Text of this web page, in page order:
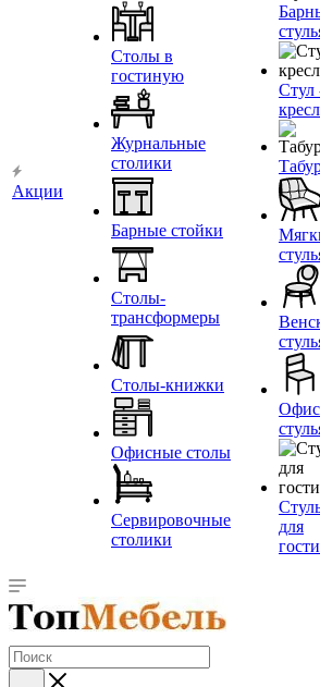
Акции
Столы в
гостиную
Журнальные
столики
Барные стойки
Столы-
трансформеры
Столы-книжки
Офисные столы
Сервировочные
столики
Стул
для